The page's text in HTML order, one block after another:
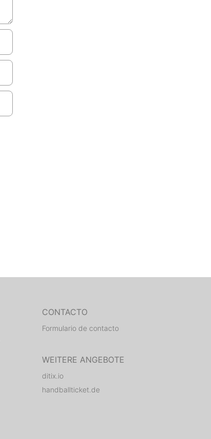
CONTACTO
Formulario de contacto
WEITERE ANGEBOTE
ditix.io
handballticket.de